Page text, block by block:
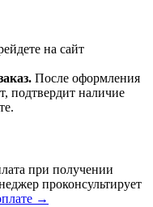
на сайт
После оформления
подтвердит наличие
при получении
проконсультирует
→